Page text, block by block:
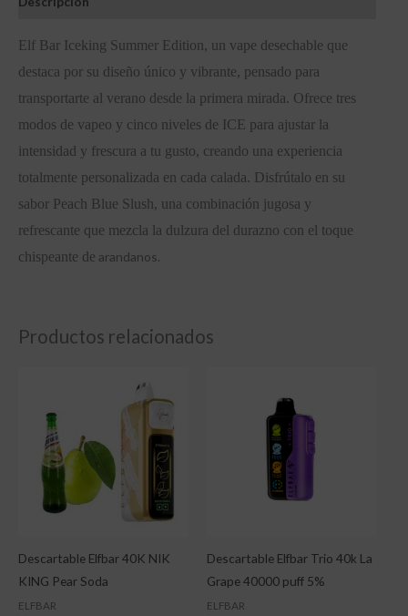
Elf Bar Iceking Summer Edition, un vape desechable que
destaca por su diseño único y vibrante, pensado para
transportarte al verano desde la primera mirada. Ofrece tres
modos de vapeo y cinco niveles de ICE para ajustar la
intensidad y frescura a tu gusto, creando una experiencia
totalmente personalizada en cada calada. Disfrútalo en su
sabor Peach Blue Slush, una combinación jugosa y
refrescante que mezcla la dulzura del durazno con el toque
chispeante de arandanos.
Productos relacionados
Descartable Elfbar 40K NIK
KING Pear Soda
ELFBAR
Descartable Elfbar Trio 40k La
Grape 40000 puff 5%
ELFBAR